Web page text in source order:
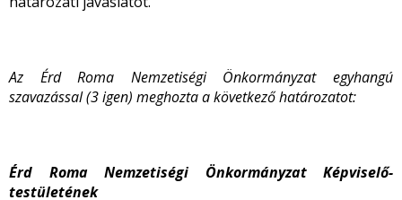
Az Érd Roma Nemzetiségi Önkormányzat egyhangú
szavazással (3 igen) meghozta a következő határozatot:
Érd Roma Nemzetiségi Önkormányzat Képviselő-
testületének